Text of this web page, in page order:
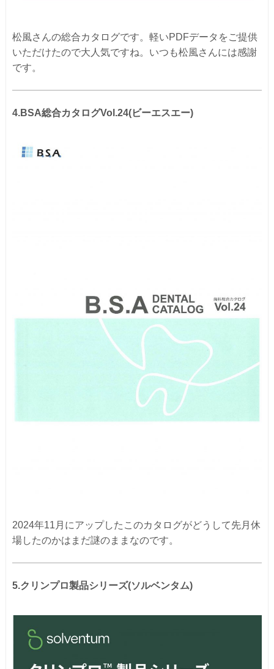
松風さんの総合カタログです。軽いPDFデータをご提供
いただけたので大人気ですね。いつも松風さんには感謝
です。
4.BSA総合カタログVol.24(ビーエスエー)
2024年11月にアップしたこのカタログがどうして先月休
場したのかはまだ謎のままなのです。
5.クリンプロ製品シリーズ(ソルベンタム)